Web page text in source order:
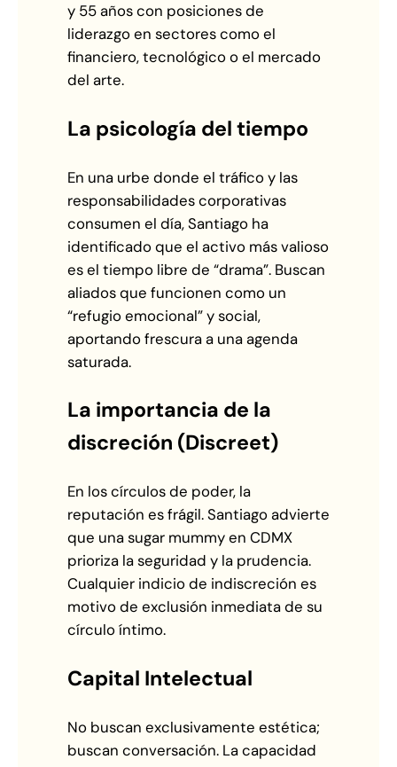
y 55 años con posiciones de
liderazgo en sectores como el
financiero, tecnológico o el mercado
del arte.
La psicología del tiempo
En una urbe donde el tráfico y las
responsabilidades corporativas
consumen el día, Santiago ha
identificado que el activo más valioso
es el tiempo libre de “drama”. Buscan
aliados que funcionen como un
“refugio emocional” y social,
aportando frescura a una agenda
saturada.
La importancia de la
discreción (Discreet)
En los círculos de poder, la
reputación es frágil. Santiago advierte
que una sugar mummy en CDMX
prioriza la seguridad y la prudencia.
Cualquier indicio de indiscreción es
motivo de exclusión inmediata de su
círculo íntimo.
Capital Intelectual
No buscan exclusivamente estética;
buscan conversación. La capacidad